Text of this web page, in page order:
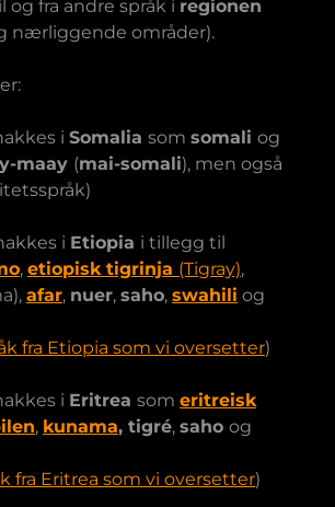
og fra andre språk i regionen
nærliggende områder).
i Somalia som somali og
maay (mai-somali), men også
i Etiopia i tillegg til
, etiopisk tigrinja (Tigray),
afar, nuer, saho, swahili og
fra Etiopia som vi oversetter)
i Eritrea som eritreisk
, kunama, tigré, saho og
fra Eritrea som vi oversetter)